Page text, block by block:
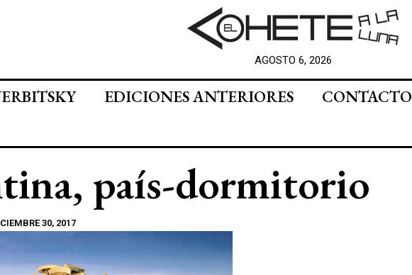
AGOSTO 6, 2026
EDICIONES ANTERIORES
CONTACTO
país-dormitorio
30, 2017